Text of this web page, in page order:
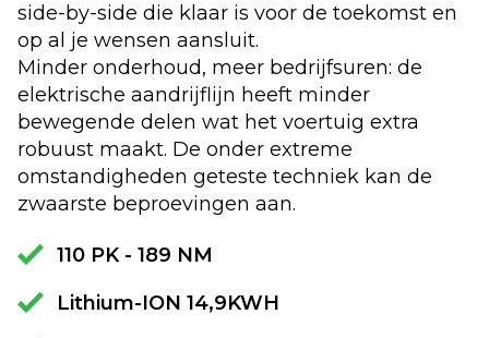
side-by-side die klaar is voor de toekomst en
op al je wensen aansluit.
Minder onderhoud, meer bedrijfsuren: de
elektrische aandrijflijn heeft minder
bewegende delen wat het voertuig extra
robuust maakt. De onder extreme
omstandigheden geteste techniek kan de
zwaarste beproevingen aan.
110 PK - 189 NM
Lithium-ION 14,9KWH